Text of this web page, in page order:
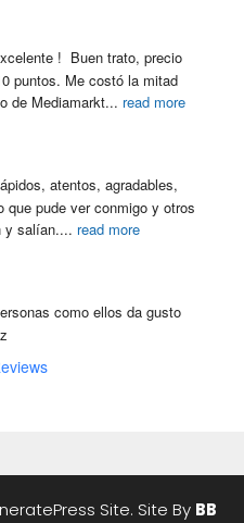
!  Buen trato, precio
puntos. Me costó la mitad
de Mediamarkt... read more
atentos, agradables,
que pude ver conmigo y otros
y salían.... read more
como ellos da gusto
Site. Site By BB